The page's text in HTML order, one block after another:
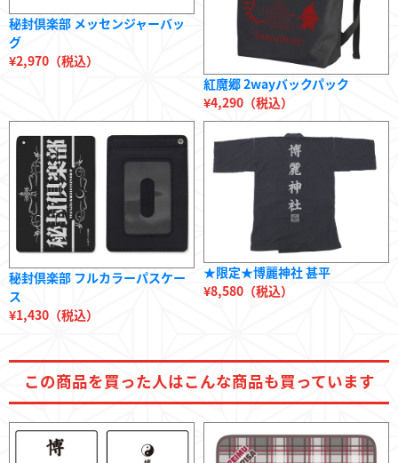
秘封倶楽部 メッセンジャーバッ
グ
¥2,970（税込）
紅魔郷 2wayバックパック
¥4,290（税込）
秘封倶楽部 フルカラーパスケー
ス
¥1,430（税込）
★限定★博麗神社 甚平
¥8,580（税込）
この商品を買った人はこんな商品も買っています